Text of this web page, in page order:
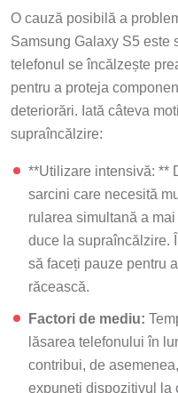
O cauză posibilă a
Samsung Galaxy S5 este
telefonul se încălzește
pentru a proteja
deteriorări. Iată câteva
supraîncălzire:
**Utilizare intensivă: **
sarcini care necesită
rularea simultană a
duce la supraîncălzire.
să faceți pauze pentru
răcească.
Factori de mediu:
lăsarea telefonului în
contribui, de
expuneți dispozitivul la